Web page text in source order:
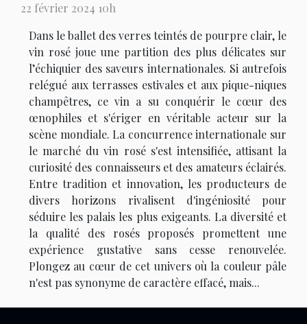
22 février 2024 10h
Dans le ballet des verres teintés de pourpre clair, le
vin rosé joue une partition des plus délicates sur
l’échiquier des saveurs internationales. Si autrefois
relégué aux terrasses estivales et aux pique-niques
champêtres, ce vin a su conquérir le cœur des
œnophiles et s'ériger en véritable acteur sur la
scène mondiale. La concurrence internationale sur
le marché du vin rosé s'est intensifiée, attisant la
curiosité des connaisseurs et des amateurs éclairés.
Entre tradition et innovation, les producteurs de
divers horizons rivalisent d'ingéniosité pour
séduire les palais les plus exigeants. La diversité et
la qualité des rosés proposés promettent une
expérience gustative sans cesse renouvelée.
Plongez au cœur de cet univers où la couleur pâle
n'est pas synonyme de caractère effacé, mais...